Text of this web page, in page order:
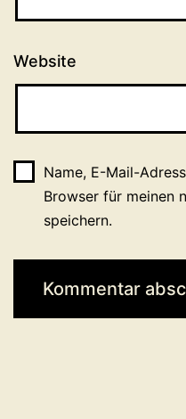
Website
Name, E-Mail-
Browser für meinen
speichern.